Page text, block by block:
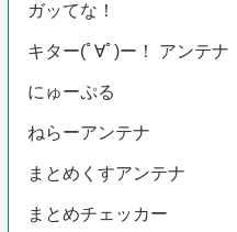
ガッてな！
キター(ﾟ∀ﾟ)ー！ アンテナ
にゅーぷる
ねらーアンテナ
まとめくすアンテナ
まとめチェッカー